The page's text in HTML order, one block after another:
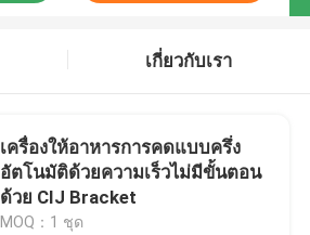
เกี่ยวกับเรา
เครื่องให้อาหารการคดแบบครึ่ง
อัตโนมัติด้วยความเร็วไม่มีขั้นตอน
ด้วย CIJ Bracket
MOQ：1 ชุด